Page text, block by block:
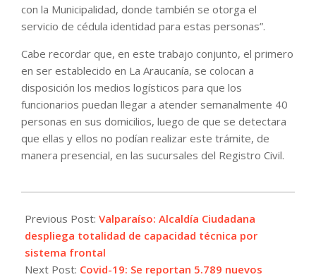
con la Municipalidad, donde también se otorga el
servicio de cédula identidad para estas personas”.
Cabe recordar que, en este trabajo conjunto, el primero
en ser establecido en La Araucanía, se colocan a
disposición los medios logísticos para que los
funcionarios puedan llegar a atender semanalmente 40
personas en sus domicilios, luego de que se detectara
que ellas y ellos no podían realizar este trámite, de
manera presencial, en las sucursales del Registro Civil.
07-
11
Previous Post: Valparaíso: Alcaldía Ciudadana
despliega totalidad de capacidad técnica por
sistema frontal
Next Post: Covid-19: Se reportan 5.789 nuevos